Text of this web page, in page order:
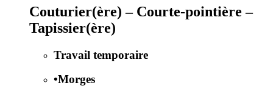
Couturier(ère) – Courte-pointière –
Tapissier(ère)
Travail temporaire
•Morges